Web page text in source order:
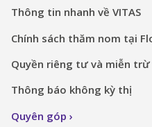
Thông tin nhanh về VITAS
Chính sách thăm nom tại
Quyền riêng tư và miễn
Thông báo không kỳ thị
Quyên góp